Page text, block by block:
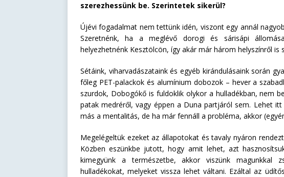
szerezhessünk be. Szerintetek sikerül?
Újévi fogadalmat nem tettünk idén, viszont egy annál
Szeretnénk, ha a meglévő dorogi és sárisápi
helyezhetnénk Kesztölcön, így akár már három helyszínről is
Sétáink, viharvadászataink és egyéb kirándulásaink során
főleg PET-palackok és alumínium dobozok – hever a
szurdok, Dobogókő is fuldoklik olykor a hulladékban, nem
patak medréről, vagy éppen a Duna partjáról sem. Lehet
más a mentalitás, de ha már fennáll a probléma, akkor
Megelégeltük ezeket az állapotokat és tavaly nyáron
Közben eszünkbe jutott, hogy amit lehet, azt
kimegyünk a természetbe, akkor viszünk magunkkal
hulladékokat, melyeket vissza lehet váltani. Ezáltal az